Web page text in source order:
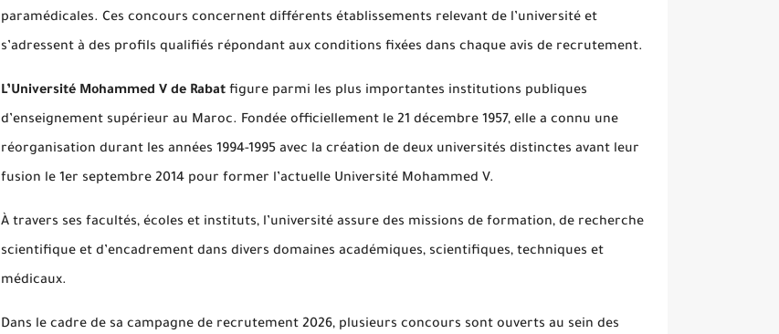
paramédicales. Ces concours concernent différents établissements relevant de l’université et
s’adressent à des profils qualifiés répondant aux conditions fixées dans chaque avis de recrutement.
L’Université Mohammed V de Rabat figure parmi les plus importantes institutions publiques
d’enseignement supérieur au Maroc. Fondée officiellement le 21 décembre 1957, elle a connu une
réorganisation durant les années 1994-1995 avec la création de deux universités distinctes avant leur
fusion le 1er septembre 2014 pour former l’actuelle Université Mohammed V.
À travers ses facultés, écoles et instituts, l’université assure des missions de formation, de recherche
scientifique et d’encadrement dans divers domaines académiques, scientifiques, techniques et
médicaux.
Dans le cadre de sa campagne de recrutement 2026, plusieurs concours sont ouverts au sein des